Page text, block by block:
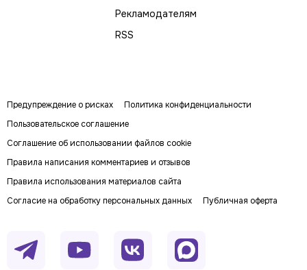
Рекламодателям
RSS
Предупреждение о рисках
Политика конфиденциальности
Пользовательское соглашение
Соглашение об использовании файлов cookie
Правила написания комментариев и отзывов
Правила использования материалов сайта
Согласие на обработку персональных данных
Публичная оферта